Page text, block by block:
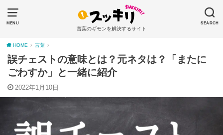
MENU SEARCH
言葉のギモンを解決するサイト
HOME 言葉
誤チェストの意味とは？元ネタは？「またに
ごわすか」と一緒に紹介
2022年1月10日